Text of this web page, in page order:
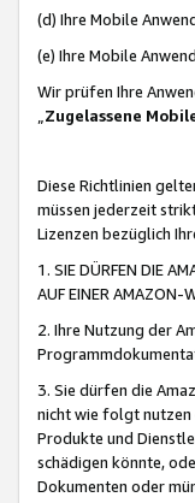
(d) Ihre Mobile
(e) Ihre Mobile
Wir prüfen Ihre
„Zugelassene
Diese Richtlinien
müssen jederzeit
Lizenzen bezüglich
1. SIE DÜRFEN DIE
AUF EINER AMAZON-
2. Ihre Nutzung der
3. Sie dürfen die
nicht wie folgt nutzen
Produkte und
schädigen könnte,
Dokumenten oder